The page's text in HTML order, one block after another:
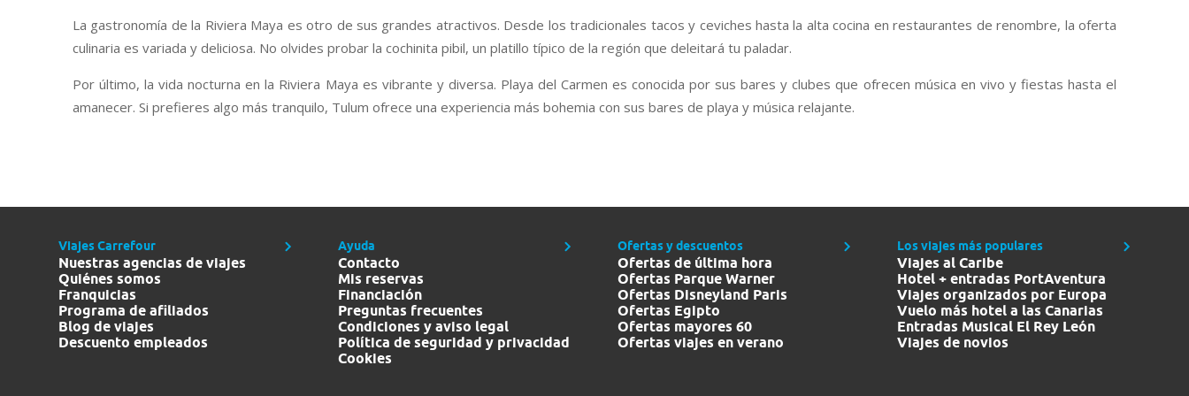
La gastronomía de la Riviera Maya es otro de sus grandes atractivos. Desde los tradicionales tacos y ceviches hasta la alta cocina en restaurantes de renombre, la oferta
culinaria es variada y deliciosa. No olvides probar la cochinita pibil, un platillo típico de la región que deleitará tu paladar.
Por último, la vida nocturna en la Riviera Maya es vibrante y diversa. Playa del Carmen es conocida por sus bares y clubes que ofrecen música en vivo y fiestas hasta el
amanecer. Si prefieres algo más tranquilo, Tulum ofrece una experiencia más bohemia con sus bares de playa y música relajante.
Viajes Carrefour
Nuestras agencias de viajes
Quiénes somos
Franquicias
Programa de afiliados
Blog de viajes
Descuento empleados
Ayuda
Contacto
Mis reservas
Financiación
Preguntas frecuentes
Condiciones y aviso legal
Política de seguridad y privacidad
Cookies
Ofertas y descuentos
Ofertas de última hora
Ofertas Parque Warner
Ofertas Disneyland Paris
Ofertas Egipto
Ofertas mayores 60
Ofertas viajes en verano
Los viajes más populares
Viajes al Caribe
Hotel + entradas PortAventura
Viajes organizados por Europa
Vuelo más hotel a las Canarias
Entradas Musical El Rey León
Viajes de novios